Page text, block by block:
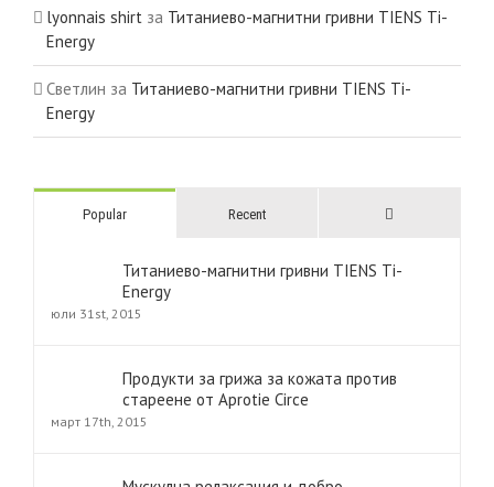
lyonnais shirt за Титаниево-магнитни гривни TIENS Ti-
Energy
Светлин за Титаниево-магнитни гривни TIENS Ti-
Energy
Popular Recent
Титаниево-магнитни гривни TIENS Ti-
Energy
юли 31st, 2015
Продукти за грижа за кожата против
стареене от Aprotie Circe
март 17th, 2015